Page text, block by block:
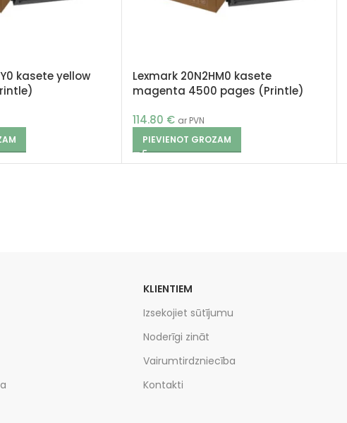
kasete yellow
Lexmark 20N2HM0 kasete
magenta 4500 pages (Printle)
114.80 € ar PVN
PIEVIENOT GROZAM
KLIENTIEM
Izsekojiet sūtījumu
Noderīgi zināt
Vairumtirdzniecība
Kontakti